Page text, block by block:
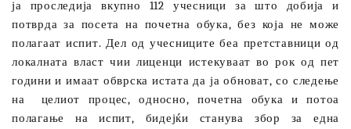
ја проследија вкупно 112 учесници за што добија и
потврда за посета на почетна обука, без која не може
полагаат испит. Дел од учесниците беа претставници од
локалната власт чии лиценци истекуваат во рок од пет
години и имаат обврска истата да ја обноват, со следење
на
целиот процес, односно, почетна обука и потоа
полагање на испит, бидејќи станува збор за една